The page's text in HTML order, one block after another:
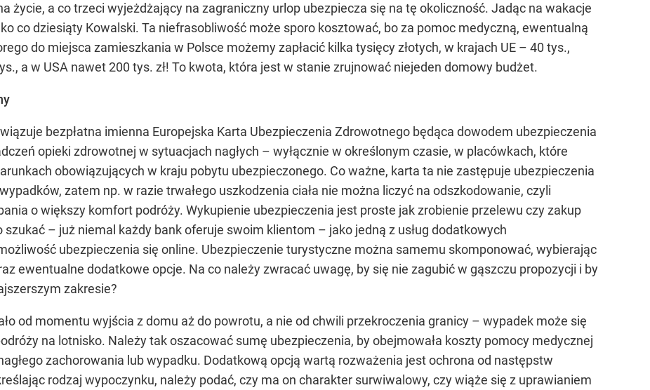
życie, a co trzeci wyjeżdżający na zagraniczny urlop ubezpiecza się na tę okoliczność. Jadąc na wakacje
co dziesiąty Kowalski. Ta niefrasobliwość może sporo kosztować, bo za pomoc medyczną, ewentualną
do miejsca zamieszkania w Polsce możemy zapłacić kilka tysięcy złotych, w krajach UE – 40 tys.,
a w USA nawet 200 tys. zł! To kwota, która jest w stanie zrujnować niejeden domowy budżet.
bezpłatna imienna Europejska Karta Ubezpieczenia Zdrowotnego będąca dowodem ubezpieczenia
opieki zdrowotnej w sytuacjach nagłych – wyłącznie w określonym czasie, w placówkach, które
obowiązujących w kraju pobytu ubezpieczonego. Co ważne, karta ta nie zastępuje ubezpieczenia
zatem np. w razie trwałego uszkodzenia ciała nie można liczyć na odszkodowanie, czyli
o większy komfort podróży. Wykupienie ubezpieczenia jest proste jak zrobienie przelewu czy zakup
szukać – już niemal każdy bank oferuje swoim klientom – jako jedną z usług dodatkowych
ubezpieczenia się online. Ubezpieczenie turystyczne można samemu skomponować, wybierając
ewentualne dodatkowe opcje. Na co należy zwracać uwagę, by się nie zagubić w gąszczu propozycji i by
zakresie?
od momentu wyjścia z domu aż do powrotu, a nie od chwili przekroczenia granicy – wypadek może się
na lotnisko. Należy tak oszacować sumę ubezpieczenia, by obejmowała koszty pomocy medycznej
zachorowania lub wypadku. Dodatkową opcją wartą rozważenia jest ochrona od następstw
rodzaj wypoczynku, należy podać, czy ma on charakter surwiwalowy, czy wiąże się z uprawianiem